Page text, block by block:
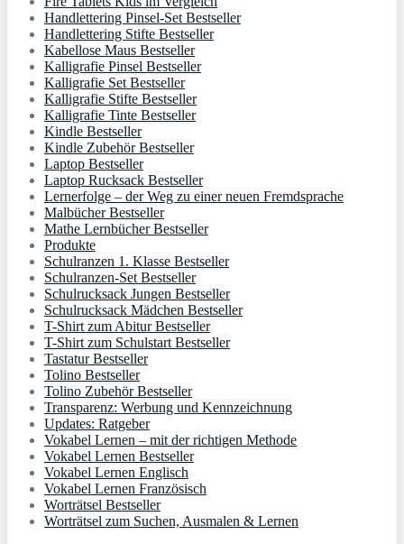
Handlettering Pinsel-Set Bestseller
Handlettering Stifte Bestseller
Kabellose Maus Bestseller
Kalligrafie Pinsel Bestseller
Kalligrafie Set Bestseller
Kalligrafie Stifte Bestseller
Kalligrafie Tinte Bestseller
Kindle Bestseller
Kindle Zubehör Bestseller
Laptop Bestseller
Laptop Rucksack Bestseller
Lernerfolge – der Weg zu einer neuen Fremdsprache
Malbücher Bestseller
Mathe Lernbücher Bestseller
Produkte
Schulranzen 1. Klasse Bestseller
Schulranzen-Set Bestseller
Schulrucksack Jungen Bestseller
Schulrucksack Mädchen Bestseller
T-Shirt zum Abitur Bestseller
T-Shirt zum Schulstart Bestseller
Tastatur Bestseller
Tolino Bestseller
Tolino Zubehör Bestseller
Transparenz: Werbung und Kennzeichnung
Updates: Ratgeber
Vokabel Lernen – mit der richtigen Methode
Vokabel Lernen Bestseller
Vokabel Lernen Englisch
Vokabel Lernen Französisch
Worträtsel Bestseller
Worträtsel zum Suchen, Ausmalen & Lernen